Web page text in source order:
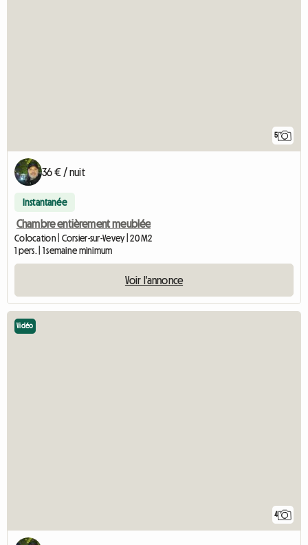
5
36 € / nuit
Instantanée
Chambre entièrement meublée
Colocation | Corsier-sur-Vevey | 20 M2
1 pers. | 1 semaine minimum
Voir l'annonce
4
Vidéo